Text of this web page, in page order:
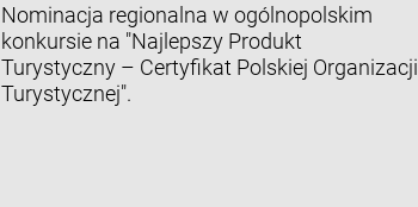
Nominacja regionalna w ogólnopolskim
konkursie na "Najlepszy Produkt
Turystyczny – Certyfikat Polskiej Organizacji
Turystycznej".